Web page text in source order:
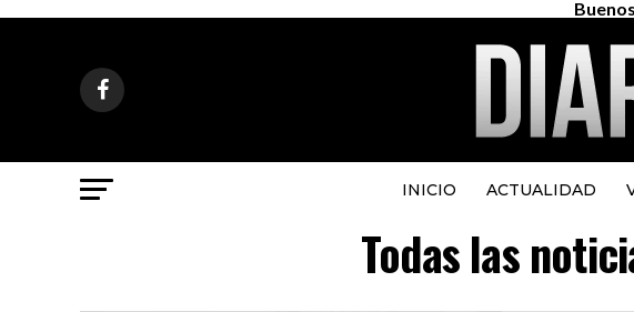
INICIO ACTUALIDAD
Todas las